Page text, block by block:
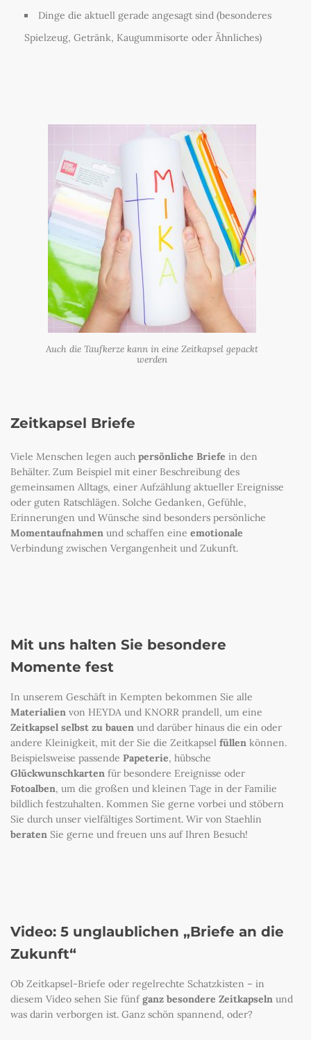
Dinge die aktuell gerade angesagt sind (besonderes
Spielzeug, Getränk, Kaugummisorte oder Ähnliches)
Auch die Taufkerze kann in eine Zeitkapsel gepackt
werden
Zeitkapsel Briefe
Viele Menschen legen auch persönliche Briefe in den
Behälter. Zum Beispiel mit einer Beschreibung des
gemeinsamen Alltags, einer Aufzählung aktueller Ereignisse
oder guten Ratschlägen. Solche Gedanken, Gefühle,
Erinnerungen und Wünsche sind besonders persönliche
Momentaufnahmen und schaffen eine emotionale
Verbindung zwischen Vergangenheit und Zukunft.
Mit uns halten Sie besondere
Momente fest
In unserem Geschäft in Kempten bekommen Sie alle
Materialien von HEYDA und KNORR prandell, um eine
Zeitkapsel selbst zu bauen und darüber hinaus die ein oder
andere Kleinigkeit, mit der Sie die Zeitkapsel füllen können.
Beispielsweise passende Papeterie, hübsche
Glückwunschkarten für besondere Ereignisse oder
Fotoalben, um die großen und kleinen Tage in der Familie
bildlich festzuhalten. Kommen Sie gerne vorbei und stöbern
Sie durch unser vielfältiges Sortiment. Wir von Staehlin
beraten Sie gerne und freuen uns auf Ihren Besuch!
Video: 5 unglaublichen „Briefe an die
Zukunft“
Ob Zeitkapsel-Briefe oder regelrechte Schatzkisten – in
diesem Video sehen Sie fünfganz besondere Zeitkapseln und
was darin verborgen ist. Ganz schön spannend, oder?